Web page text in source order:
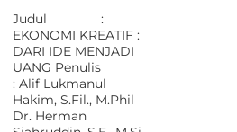
Judul :
EKONOMI KREATIF :
DARI IDE MENJADI
UANG Penulis
: Alif Lukmanul
Hakim, S.Fil., M.Phil
Dr. Herman